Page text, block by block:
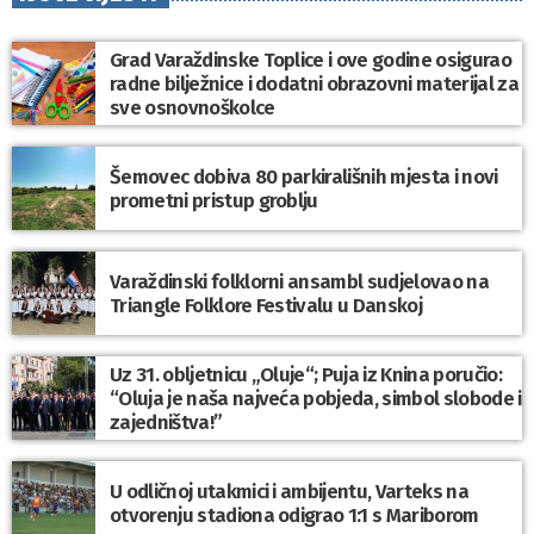
Grad Varaždinske Toplice i ove godine osigurao
radne bilježnice i dodatni obrazovni materijal za
sve osnovnoškolce
Šemovec dobiva 80 parkirališnih mjesta i novi
prometni pristup groblju
Varaždinski folklorni ansambl sudjelovao na
Triangle Folklore Festivalu u Danskoj
Uz 31. obljetnicu „Oluje“; Puja iz Knina poručio:
“Oluja je naša najveća pobjeda, simbol slobode i
zajedništva!”
U odličnoj utakmici i ambijentu, Varteks na
otvorenju stadiona odigrao 1:1 s Mariborom